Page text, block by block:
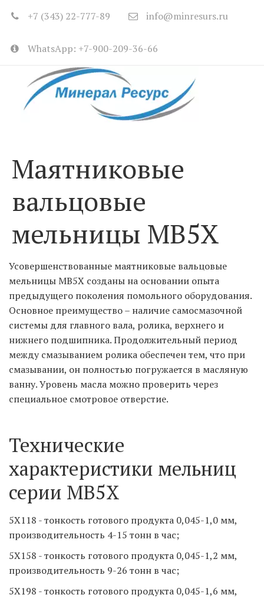
+7 (343) 22-777-89 info@minresurs.ru
WhatsApp: +7-900-209-36-66
Маятниковые
вальцовые
мельницы MB5X
Усовершенствованные маятниковые вальцовые
мельницы МВ5Х созданы на основании опыта
предыдущего поколения помольного оборудования.
Основное преимущество – наличие самосмазочной
системы для главного вала, ролика, верхнего и
нижнего подшипника. Продолжительный период
между смазыванием ролика обеспечен тем, что при
смазывании, он полностью погружается в масляную
ванну. Уровень масла можно проверить через
специальное смотровое отверстие.
Технические
характеристики мельниц
серии MB5X
5X118 - тонкость готового продукта 0,045-1,0 мм,
производительность 4-15 тонн в час;
5X158 - тонкость готового продукта 0,045-1,2 мм,
производительность 9-26 тонн в час;
5X198 - тонкость готового продукта 0,045-1,6 мм,